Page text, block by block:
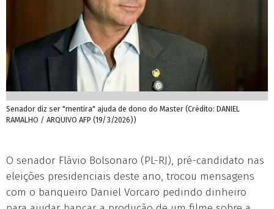
Senador diz ser "mentira" ajuda de dono do Master (Crédito: DANIEL
RAMALHO / ARQUIVO AFP (19/3/2026))
O senador Flávio Bolsonaro (PL-RJ), pré-candidato nas
eleições presidenciais deste ano, trocou mensagens
com o banqueiro Daniel Vorcaro pedindo dinheiro